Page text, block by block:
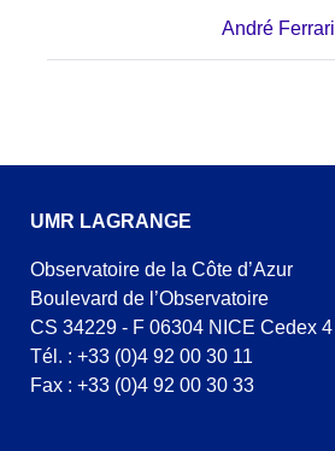
André Ferrari
UMR LAGRANGE
Observatoire de la Côte d’Azur
Boulevard de l’Observatoire
CS 34229 - F 06304 NICE Cedex 4
Tél. : +33 (0)4 92 00 30 11
Fax : +33 (0)4 92 00 30 33